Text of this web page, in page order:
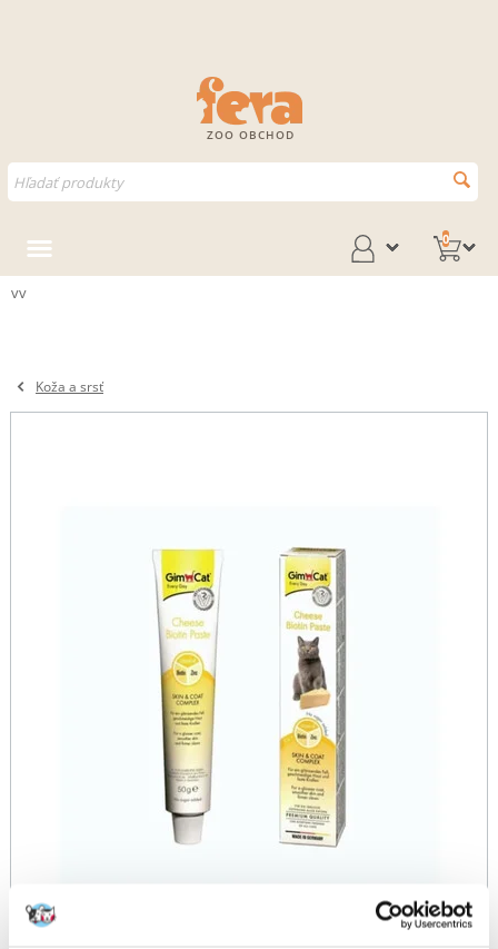
ZOO OBCHOD
0
vv
Koža a srsť